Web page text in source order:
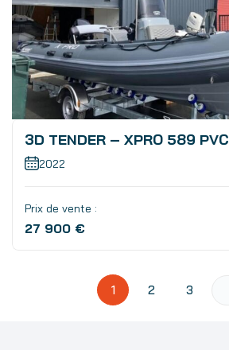
3D TENDER – XPRO 589 PVC
2022
Prix de vente :
27 900 €
1 2 3